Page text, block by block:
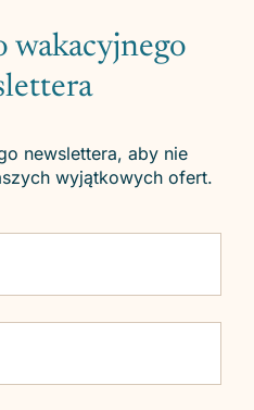
wakacyjnego
newslettera, aby nie
wyjątkowych ofert.